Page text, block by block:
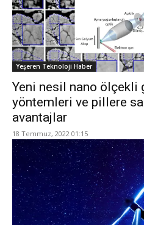
Yeşeren Teknoloji Haber
Yeni nesil nano ölçekli
yöntemleri ve pillere
avantajlar
18 Temmuz, 2022 01:15